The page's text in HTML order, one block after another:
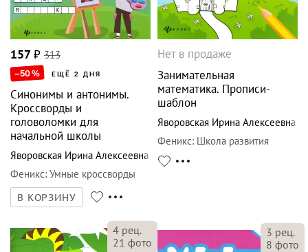
157₽ 313
–50% ЕЩЁ 2 ДНЯ
Синонимы и антонимы.
Кроссворды и
головоломки для
начальной школы
Яворовская Ирина Алексеевна
Феникс: Умные кроссворды
В КОРЗИНУ
Нет в продаже
Занимательная
математика. Прописи-
шаблон
Яворовская Ирина Алексеевна
Феникс: Школа развития
4 рец.
21 фото
3 рец.
8 фото